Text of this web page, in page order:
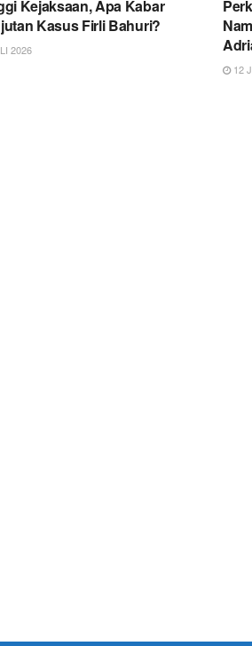
Tetapkan 2 Tersangka
Kejaksaan, Apa Kabar
Kasus Firli Bahuri?